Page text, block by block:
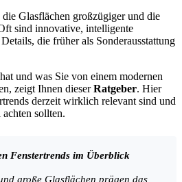
die Glasflächen großzügiger und die
sind innovative, intelligente
die früher als Sonderausstattung
und was Sie von einem modernen
zeigt Ihnen dieserRatgeber. Hier
derzeit wirklich relevant sind und
sollten.
Fenstertrends im Überblick
große Glasflächen prägen das